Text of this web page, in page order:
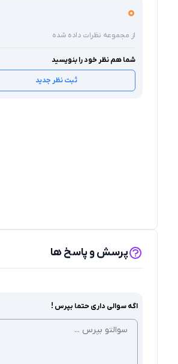
0
از مجموعه نظرات داده شده
شما هم نظر خود را بنویسید
ثبت نظر جدید
پرسش و پاسخ ها
اگه سوالی داری حتما بپرس !